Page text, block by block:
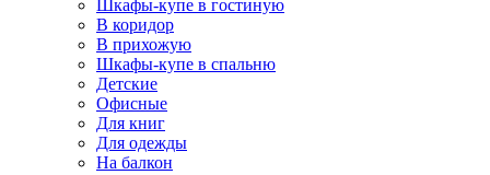
Шкафы-купе в гостиную
В коридор
В прихожую
Шкафы-купе в спальню
Детские
Офисные
Для книг
Для одежды
На балкон